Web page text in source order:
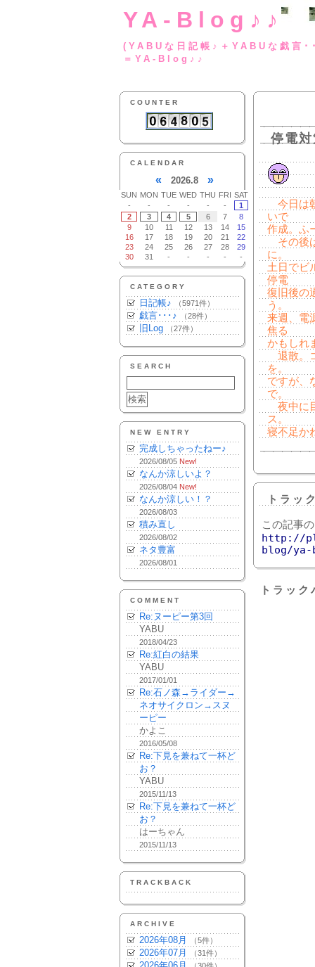
YA-Blog♪♪
(YABUな日記帳♪
＝YA-Blog♪♪
COUNTER
CALENDAR
« 2026.8 »
SUN MON TUE WED THU FRI SAT
-
- - - - -
1
2
3 4 5 6 7
8
9
10 11 12 13 14
15
16
17 18 19 20 21
22
23
24 25 26 27 28
29
30
31 - - - - -
CATEGORY
日記帳♪ （5971件）
戯言･･･♪ （28件）
旧Log （27件）
SEARCH
NEW ENTRY
完成しちゃったねー♪
2026/08/05 New!
なんか涼しいよ？
2026/08/04 New!
なんか涼しい！？
2026/08/03
積み直し
2026/08/02
ネタ豊富
2026/08/01
COMMENT
Re:ヌーピー第3回
YABU
2018/04/23
Re:紅白の結果
YABU
2017/01/01
Re:石ノ森→ライダー→
ネオサイクロン→スヌ
ーピー
かよこ
2016/05/08
Re:下見を兼ねて一杯ど
お？
YABU
2015/11/13
Re:下見を兼ねて一杯ど
お？
はーちゃん
2015/11/13
TRACKBACK
ARCHIVE
2026年08月 （5件）
2026年07月 （31件）
停電
今日は
いで
作成。ふ
その後
に。
土日でビ
停電
復旧後の
う。
来週、電
焦る
かもしれ
退散。
を。
ですが、
で。
夜中に
ス。
寝不足か
トラッ
この記事
http://
blog/ya-
トラッ